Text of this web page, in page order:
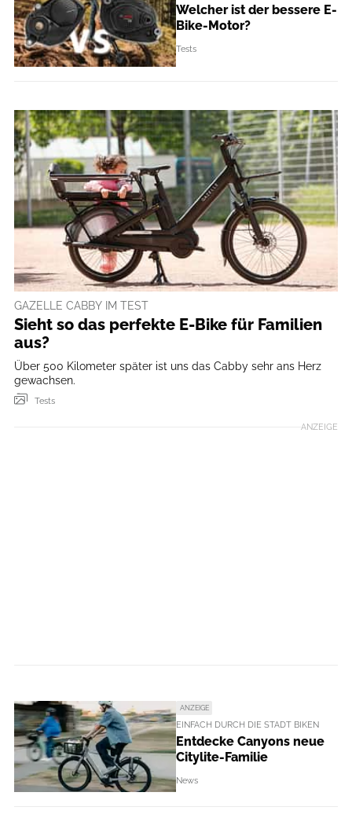
Welcher ist der bessere E-
Bike-Motor?
Tests
GAZELLE CABBY IM TEST
Sieht so das perfekte E-Bike für Familien
aus?
Über 500 Kilometer später ist uns das Cabby sehr ans Herz
gewachsen.
Tests
ANZEIGE
ANZEIGE
EINFACH DURCH DIE STADT BIKEN
Entdecke Canyons neue
Citylite-Familie
News